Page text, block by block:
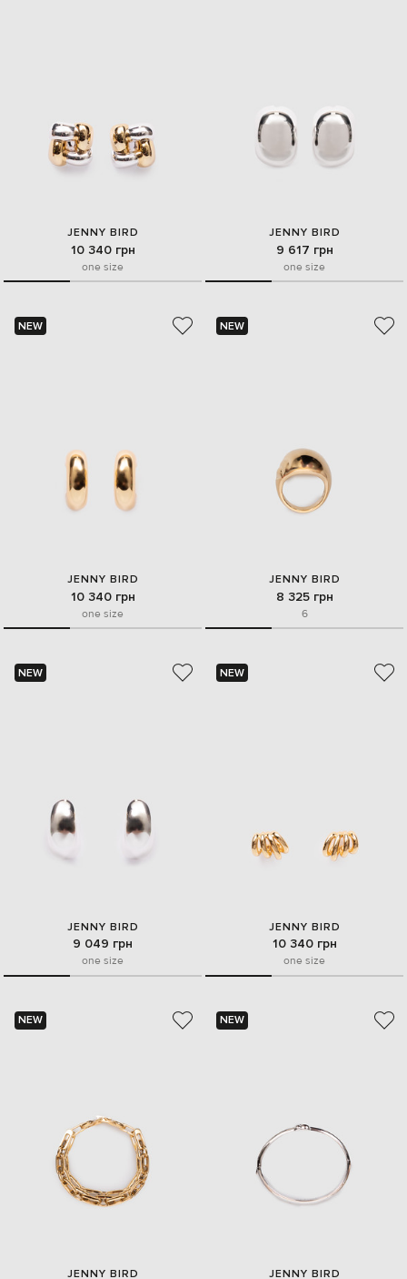
JENNY BIRD
10 340 грн
one size
JENNY BIRD
9 617 грн
one size
NEW
JENNY BIRD
10 340 грн
one size
NEW
JENNY BIRD
8 325 грн
6
NEW
JENNY BIRD
9 049 грн
one size
NEW
JENNY BIRD
10 340 грн
one size
NEW
JENNY BIRD
NEW
JENNY BIRD